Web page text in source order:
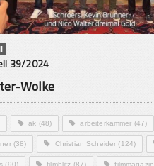
39/2024
Wolke
ak (48) arbeiterkammer (47)
(38) Christian Scheider (124)
(90) filmblitz (87) filmmagazin